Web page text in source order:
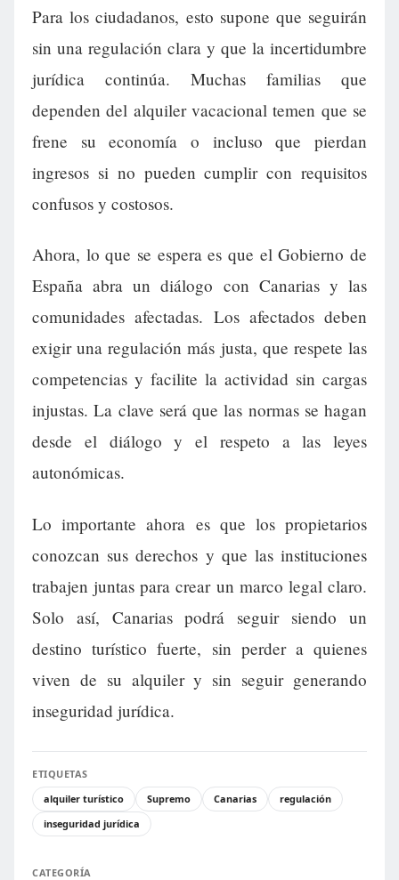
Para los ciudadanos, esto supone que seguirán
sin una regulación clara y que la incertidumbre
jurídica continúa. Muchas familias que
dependen del alquiler vacacional temen que se
frene su economía o incluso que pierdan
ingresos si no pueden cumplir con requisitos
confusos y costosos.
Ahora, lo que se espera es que el Gobierno de
España abra un diálogo con Canarias y las
comunidades afectadas. Los afectados deben
exigir una regulación más justa, que respete las
competencias y facilite la actividad sin cargas
injustas. La clave será que las normas se hagan
desde el diálogo y el respeto a las leyes
autonómicas.
Lo importante ahora es que los propietarios
conozcan sus derechos y que las instituciones
trabajen juntas para crear un marco legal claro.
Solo así, Canarias podrá seguir siendo un
destino turístico fuerte, sin perder a quienes
viven de su alquiler y sin seguir generando
inseguridad jurídica.
ETIQUETAS
alquiler turístico
Supremo Canarias
regulación
inseguridad jurídica
CATEGORÍA